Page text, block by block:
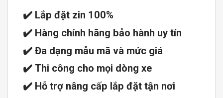
✔️ Lắp đặt zin 100%
✔️ Hàng chính hãng bảo hành uy tín
✔️ Đa dạng mẫu mã và mức giá
✔️ Thi công cho mọi dòng xe
✔️ Hỗ trợ nâng cấp lắp đặt tận nơi